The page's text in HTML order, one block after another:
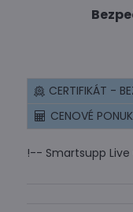
CERTIFIKÁT -
CENOVÉ
!-- Smartsupp